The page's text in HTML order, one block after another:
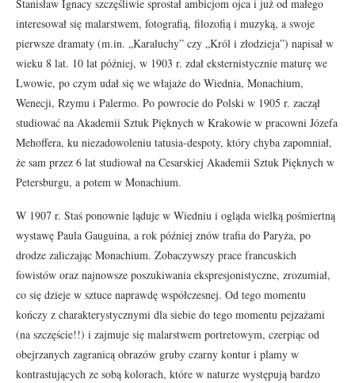
Stanisław Ignacy szczęśliwie sprostał ambicjom ojca i już od małego
interesował się malarstwem, fotografią, filozofią i muzyką, a swoje
pierwsze dramaty (m.in. „Karaluchy” czy „Król i złodzieja”) napisał w
wieku 8 lat. 10 lat później, w 1903 r. zdał eksternistycznie maturę we
Lwowie, po czym udał się we włajaże do Wiednia, Monachium,
Wenecji, Rzymu i Palermo. Po powrocie do Polski w 1905 r. zaczął
studiować na Akademii Sztuk Pięknych w Krakowie w pracowni Józefa
Mehoffera, ku niezadowoleniu tatusia-despoty, który chyba zapomniał,
że sam przez 6 lat studiował na Cesarskiej Akademii Sztuk Pięknych w
Petersburgu, a potem w Monachium.
W 1907 r. Staś ponownie ląduje w Wiedniu i ogląda wielką pośmiertną
wystawę Paula Gauguina, a rok później znów trafia do Paryża, po
drodze zaliczając Monachium. Zobaczywszy prace francuskich
fowistów oraz najnowsze poszukiwania ekspresjonistyczne, zrozumiał,
co się dzieje w sztuce naprawdę współczesnej. Od tego momentu
kończy z charakterystycznymi dla siebie do tego momentu pejzażami
(na szczęście!!) i zajmuje się malarstwem portretowym, czerpiąc od
obejrzanych zagranicą obrazów gruby czarny kontur i plamy w
kontrastujących ze sobą kolorach, które w naturze występują bardzo